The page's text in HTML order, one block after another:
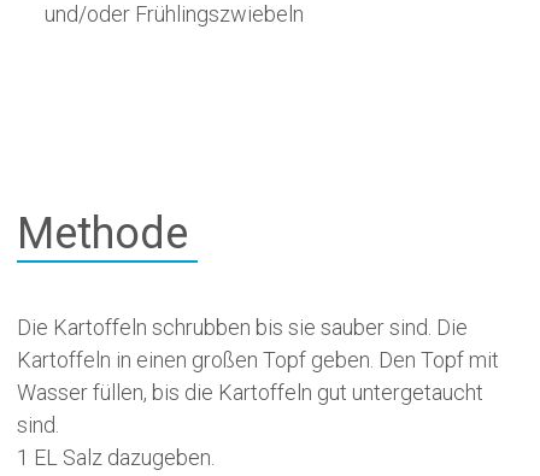
und/oder Frühlingszwiebeln
Methode
Die Kartoffeln schrubben bis sie sauber sind. Die
Kartoffeln in einen großen Topf geben. Den Topf mit
Wasser füllen, bis die Kartoffeln gut untergetaucht
sind.
1 EL Salz dazugeben.